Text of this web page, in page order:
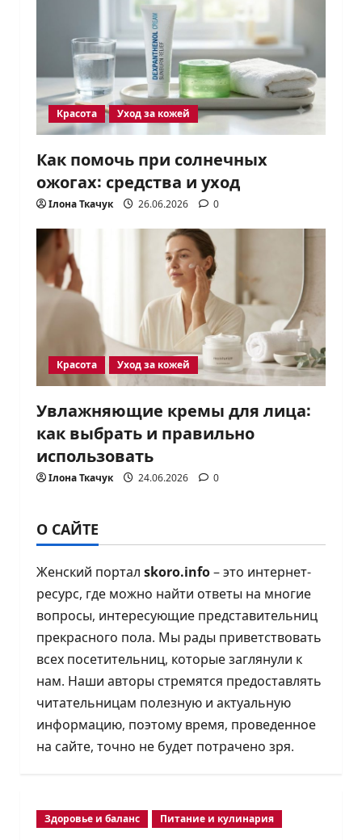
Красота Уход за кожей
Как помочь при солнечных
ожогах: средства и уход
Ілона Ткачук 26.06.2026 0
Красота Уход за кожей
Увлажняющие кремы для лица:
как выбрать и правильно
использовать
Ілона Ткачук 24.06.2026 0
О САЙТЕ
Женский портал skoro.info– это интернет-
ресурс, где можно найти ответы на многие
вопросы, интересующие представительниц
прекрасного пола. Мы рады приветствовать
всех посетительниц, которые заглянули к
нам. Наши авторы стремятся предоставлять
читательницам полезную и актуальную
информацию, поэтому время, проведенное
на сайте, точно не будет потрачено зря.
Здоровье и баланс Питание и кулинария